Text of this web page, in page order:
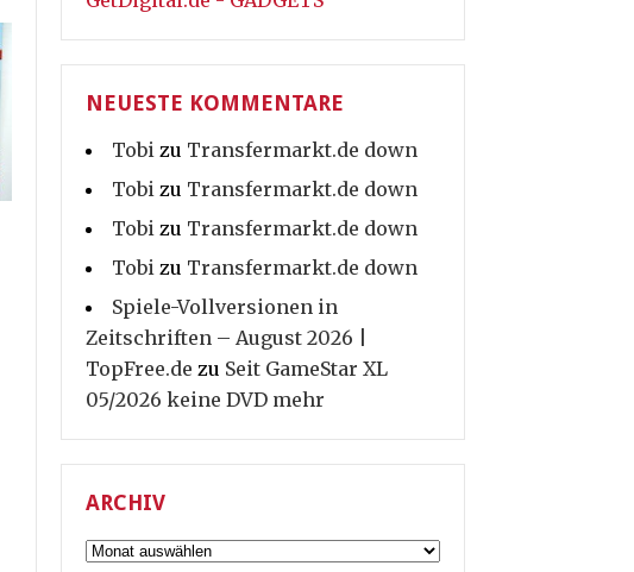
NEUESTE KOMMENTARE
Tobi zu Transfermarkt.de down
Tobi zu Transfermarkt.de down
Tobi zu Transfermarkt.de down
Tobi zu Transfermarkt.de down
Spiele-Vollversionen in
Zeitschriften – August 2026 |
TopFree.de zu Seit GameStar XL
05/2026 keine DVD mehr
ARCHIV
Archiv